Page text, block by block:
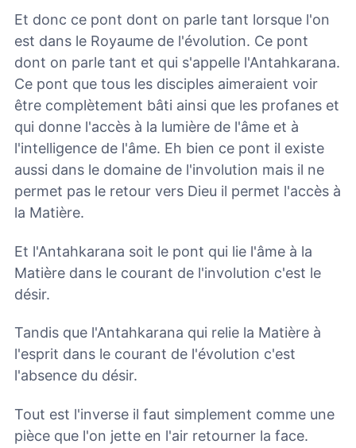
Et donc ce pont dont on parle tant lorsque l'on
est dans le Royaume de l'évolution. Ce pont
dont on parle tant et qui s'appelle l'Antahkarana.
Ce pont que tous les disciples aimeraient voir
être complètement bâti ainsi que les profanes et
qui donne l'accès à la lumière de l'âme et à
l'intelligence de l'âme. Eh bien ce pont il existe
aussi dans le domaine de l'involution mais il ne
permet pas le retour vers Dieu il permet l'accès à
la Matière.
Et l'Antahkarana soit le pont qui lie l'âme à la
Matière dans le courant de l'involution c'est le
désir.
Tandis que l'Antahkarana qui relie la Matière à
l'esprit dans le courant de l'évolution c'est
l'absence du désir.
Tout est l'inverse il faut simplement comme une
pièce que l'on jette en l'air retourner la face.